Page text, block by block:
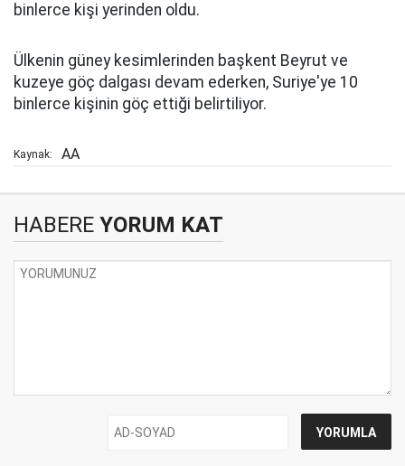
binlerce kişi yerinden oldu.
Ülkenin güney kesimlerinden başkent Beyrut ve
kuzeye göç dalgası devam ederken, Suriye'ye 10
binlerce kişinin göç ettiği belirtiliyor.
Kaynak: AA
HABERE YORUM KAT